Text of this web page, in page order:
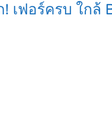
ฟอร์ครบ ใกล้